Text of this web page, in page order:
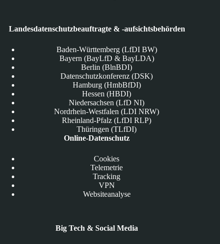
Landesdatenschutzbeauftragte & -aufsichtsbehörden
Baden-Württemberg (LfDI BW)
Bayern (BayLfD & BayLDA)
Berlin (BlnBDI)
Datenschutzkonferenz (DSK)
Hamburg (HmbBfDI)
Hessen (HBDI)
Niedersachsen (LfD NI)
Nordrhein-Westfalen (LDI NRW)
Rheinland-Pfalz (LfDI RLP)
Thüringen (TLfDI)
Online-Datenschutz
Cookies
Telemetrie
Tracking
VPN
Websiteanalyse
Big Tech & Social Media